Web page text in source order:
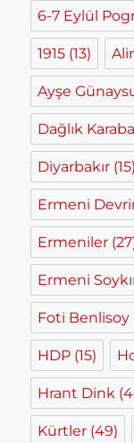
6-7 Eylül
1915 (13)
Ayşe
Dağlık
Diyarbakır (15)
Ermeni
Ermeniler
Ermeni
Foti Benlisoy
HDP (15)
Hrant Dink
Kürtler (49)